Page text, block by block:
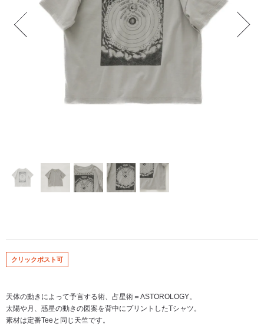
クリックポスト可
天体の動きによって予言する術、占星術＝ASTOROLOGY。
太陽や月、惑星の動きの図案を背中にプリントしたTシャツ。
素材は定番Teeと同じ天竺です。